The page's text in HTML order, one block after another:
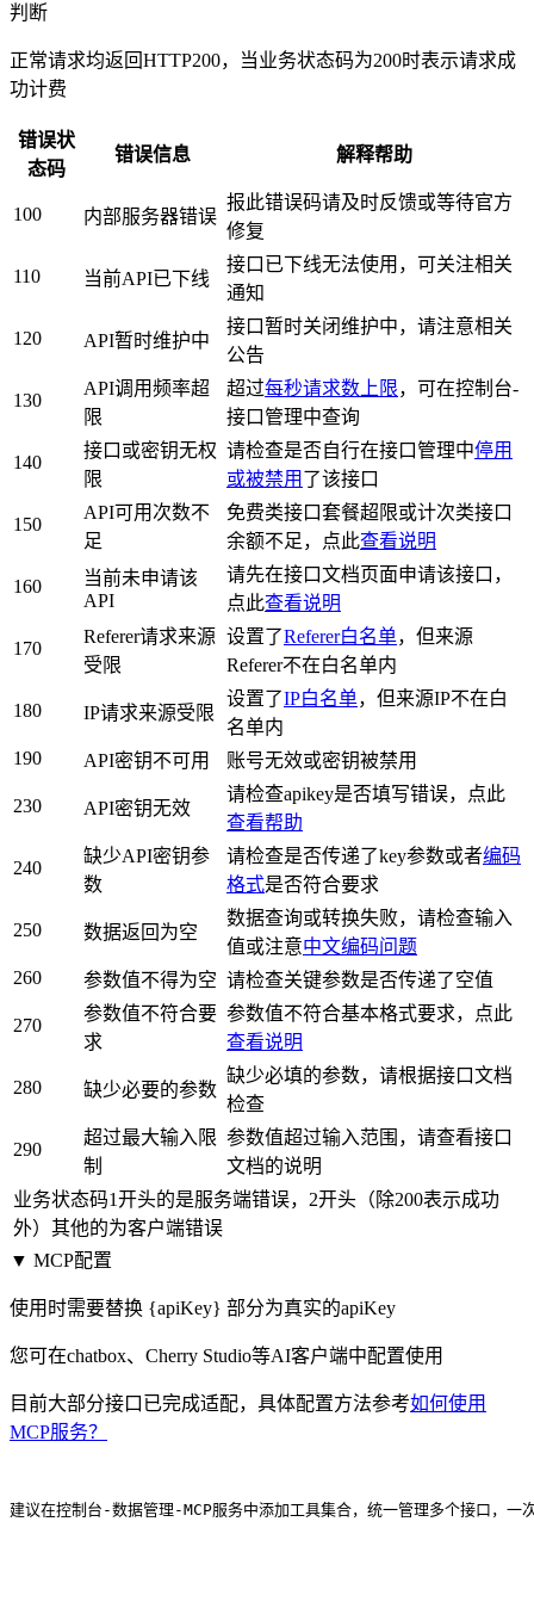
判断
正常请求均返回HTTP200，当业务状态码为200时表示请求成
功计费
错误状
态码
错误信息 解释帮助
100 内部服务器错误
报此错误码请及时反馈或等待官方
修复
110 当前API已下线
接口已下线无法使用，可关注相关
通知
120 API暂时维护中
接口暂时关闭维护中，请注意相关
公告
130
API调用频率超
限
超过每秒请求数上限，可在控制台-
接口管理中查询
140
接口或密钥无权
限
请检查是否自行在接口管理中停用
或被禁用 了该接口
150
API可用次数不
足
免费类接口套餐超限或计次类接口
余额不足，点此查看说明
160
当前未申请该
API
请先在接口文档页面申请该接口，
点此查看说明
170
Referer请求来源
受限
设置了Referer白名单，但来源
Referer不在白名单内
180 IP请求来源受限
设置了IP白名单，但来源IP不在白
名单内
190
API密钥不可用 账号无效或密钥被禁用
230 API密钥无效
请检查apikey是否填写错误，点此
查看帮助
240
缺少API密钥参
数
请检查是否传递了key参数或者编码
格式是否符合要求
250 数据返回为空
数据查询或转换失败，请检查输入
值或注意中文编码问题
260
参数值不得为空 请检查关键参数是否传递了空值
270
参数值不符合要
求
参数值不符合基本格式要求，点此
查看说明
280 缺少必要的参数
缺少必填的参数，请根据接口文档
检查
290
超过最大输入限
制
参数值超过输入范围，请查看接口
文档的说明
业务状态码1开头的是服务端错误，2开头（除200表示成功
外）其他的为客户端错误
▼ MCP配置
使用时需要替换 {apiKey} 部分为真实的apiKey
您可在chatbox、Cherry Studio等AI客户端中配置使用
目前大部分接口已完成适配，具体配置方法参考如何使用
MCP服务？
建议在控制台-数据管理-MCP服务中添加工具集合，统一管理多个接口，一